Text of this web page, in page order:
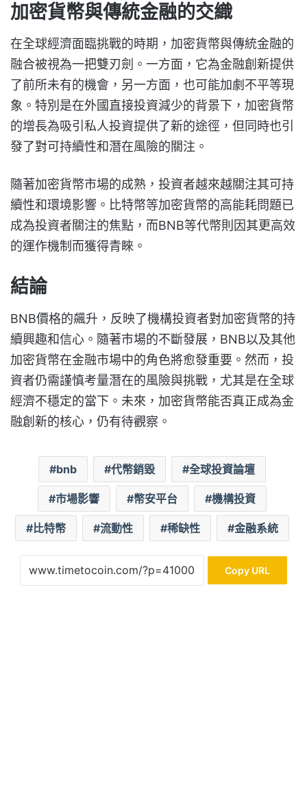
加密貨幣與傳統金融的交織
在全球經濟面臨挑戰的時期，加密貨幣與傳統金融的
融合被視為一把雙刃劍。一方面，它為金融創新提供
了前所未有的機會，另一方面，也可能加劇不平等現
象。特別是在外國直接投資減少的背景下，加密貨幣
的增長為吸引私人投資提供了新的途徑，但同時也引
發了對可持續性和潛在風險的關注。
隨著加密貨幣市場的成熟，投資者越來越關注其可持
續性和環境影響。比特幣等加密貨幣的高能耗問題已
成為投資者關注的焦點，而BNB等代幣則因其更高效
的運作機制而獲得青睞。
結論
BNB價格的飆升，反映了機構投資者對加密貨幣的持
續興趣和信心。隨著市場的不斷發展，BNB以及其他
加密貨幣在金融市場中的角色將愈發重要。然而，投
資者仍需謹慎考量潛在的風險與挑戰，尤其是在全球
經濟不穩定的當下。未來，加密貨幣能否真正成為金
融創新的核心，仍有待觀察。
bnb 代幣銷毀 全球投資論壇
市場影響 幣安平台 機構投資
比特幣 流動性 稀缺性 金融系統
Copy URL